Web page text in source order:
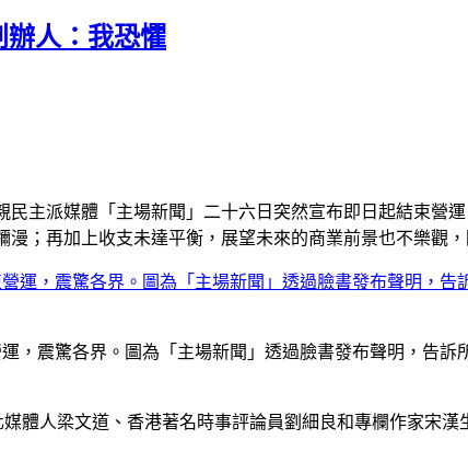
人：我恐懼
民主派媒體「主場新聞」二十六日突然宣布即日起結束營
；再加上收支未達平衡，展望未來的商業前景也不樂觀，
，震驚各界。圖為「主場新聞」透過臉書發布聲明，告
體人梁文道、香港著名時事評論員劉細良和專欄作家宋